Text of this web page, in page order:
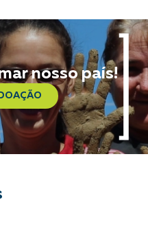
nosso país!